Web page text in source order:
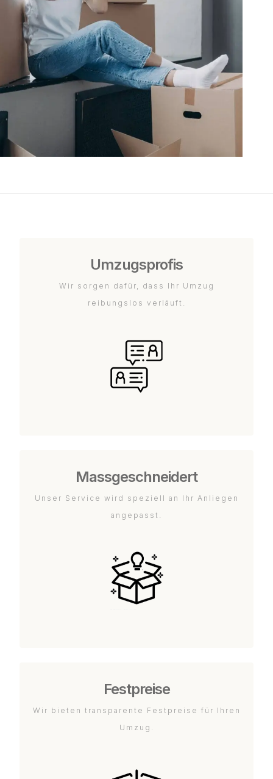
Umzugsprofis
Wir sorgen dafür, dass Ihr Umzug
reibungslos verläuft.
Massgeschneidert
Unser Service wird speziell an Ihr Anliegen
angepasst.
Festpreise
Wir bieten transparente Festpreise für Ihren
Umzug.